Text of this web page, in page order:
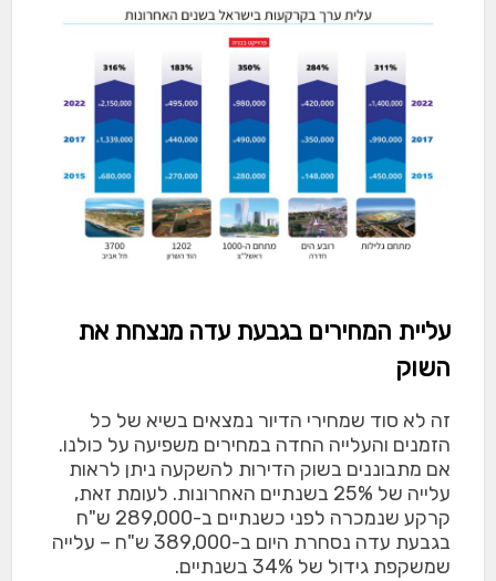
עליית המחירים בגבעת עדה מנצחת את
השוק
זה לא סוד שמחירי הדיור נמצאים בשיא של כל
הזמנים והעלייה החדה במחירים משפיעה על כולנו.
אם מתבוננים בשוק הדירות להשקעה ניתן לראות
עלייה של 25% בשנתיים האחרונות. לעומת זאת,
קרקע שנמכרה לפני כשנתיים ב-289,000 ש"ח
בגבעת עדה נסחרת היום ב-389,000 ש"ח – עלייה
שמשקפת גידול של 34% בשנתיים.